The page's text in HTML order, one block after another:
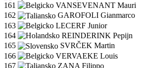
161
VANSEVENANT Mauri
162
GAROFOLI Gianmarco
163
LECERF Junior
164
REINDERINK Pepijn
165
SVRČEK Martin
166
VERVAEKE Louis
167
ZANA Filippo